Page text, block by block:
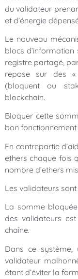
du validateur
et d’énergie
Le nouveau
blocs
registre partagé,
repose sur des
(bloquent ou
blockchain.
Bloquer cette
bon fonctionnement
En contrepartie
ethers chaque fois
nombre d’ethers
Les validateurs
La somme
des validateurs
chaîne.
Dans ce
validateur
étant d’éviter la